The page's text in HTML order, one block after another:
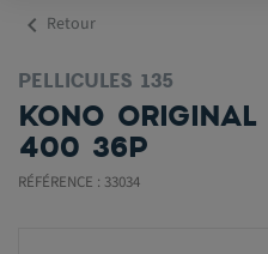
chevron_left Retour
PELLICULES 135
KONO
400 36P
RÉFÉRENCE : 33034